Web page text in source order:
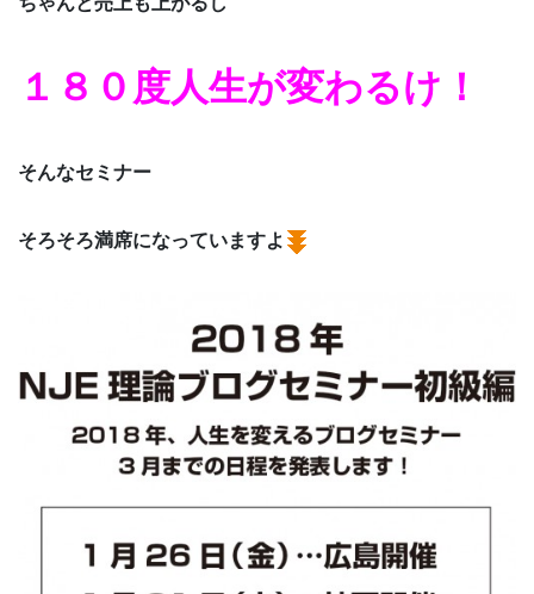
１８０度人生が変わるけ！
そんなセミナー
そろそろ満席になっていますよ